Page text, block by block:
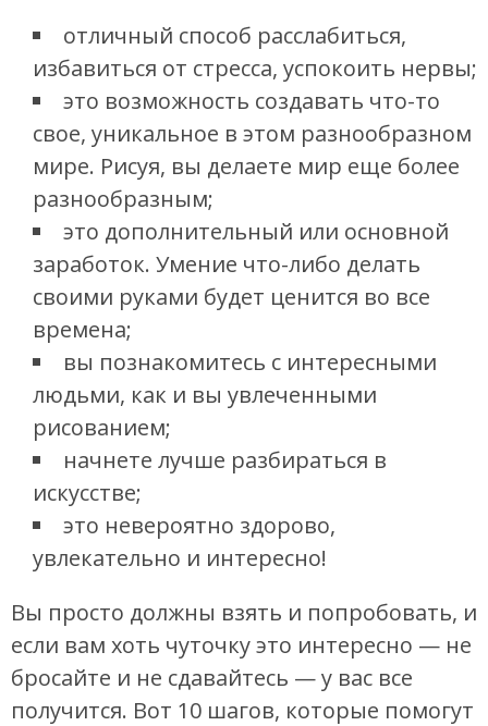
отличный способ расслабиться,
избавиться от стресса, успокоить нервы;
это возможность создавать что-то
свое, уникальное в этом разнообразном
мире. Рисуя, вы делаете мир еще более
разнообразным;
это дополнительный или основной
заработок. Умение что-либо делать
своими руками будет ценится во все
времена;
вы познакомитесь с интересными
людьми, как и вы увлеченными
рисованием;
начнете лучше разбираться в
искусстве;
это невероятно здорово,
увлекательно и интересно!
Вы просто должны взять и попробовать, и
если вам хоть чуточку это интересно — не
бросайте и не сдавайтесь — у вас все
получится. Вот 10 шагов, которые помогут